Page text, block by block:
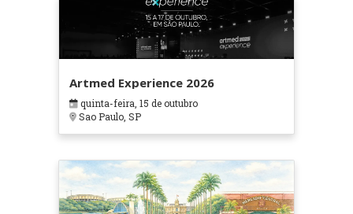
Artmed Experience 2026
quinta-feira, 15 de outubro
Sao Paulo, SP